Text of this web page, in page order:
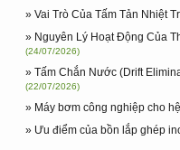
» Vai Trò Của Tấm Tản Nhiệt
» Nguyên Lý Hoạt Động Của
(24/07/2026)
» Tấm Chắn Nước (Drift
(22/07/2026)
» Máy bơm công nghiệp cho
» Ưu điểm của bồn lắp ghép